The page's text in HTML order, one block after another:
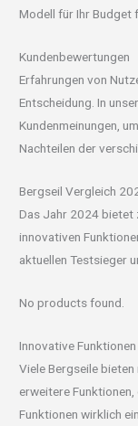
Modell für Ihr Budget
Kundenbewertungen
Erfahrungen von
Entscheidung. In
Kundenmeinungen,
Nachteilen der
Bergseil Vergleich
Das Jahr 2024 bietet
innovativen
aktuellen Testsieger
No products found.
Innovative Funktionen
Viele Bergseile
erweitere
Funktionen wirklich